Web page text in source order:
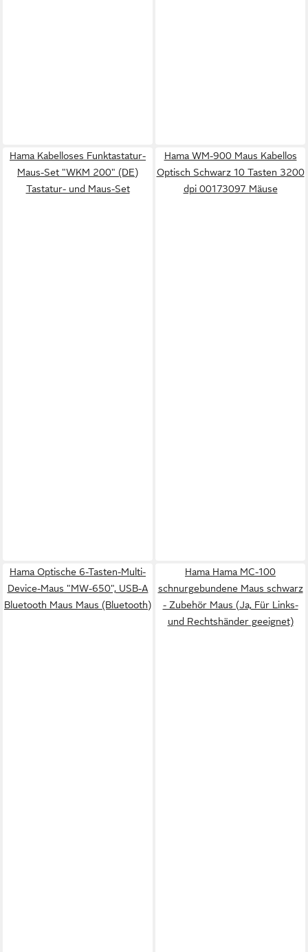
Hama Kabelloses Funktastatur-
Maus-Set "WKM 200" (DE)
Tastatur- und Maus-Set
Hama WM-900 Maus Kabellos
Optisch Schwarz 10 Tasten 3200
dpi 00173097 Mäuse
Hama Optische 6-Tasten-Multi-
Device-Maus "MW-650", USB-A
Bluetooth Maus Maus (Bluetooth)
Hama Hama MC-100
schnurgebundene Maus schwarz
- Zubehör Maus (Ja, Für Links-
und Rechtshänder geeignet)